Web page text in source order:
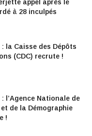
appel après le
à 28 inculpés
: la Caisse des Dépôts
(CDC) recrute !
: l’Agence Nationale de
de la Démographie
!